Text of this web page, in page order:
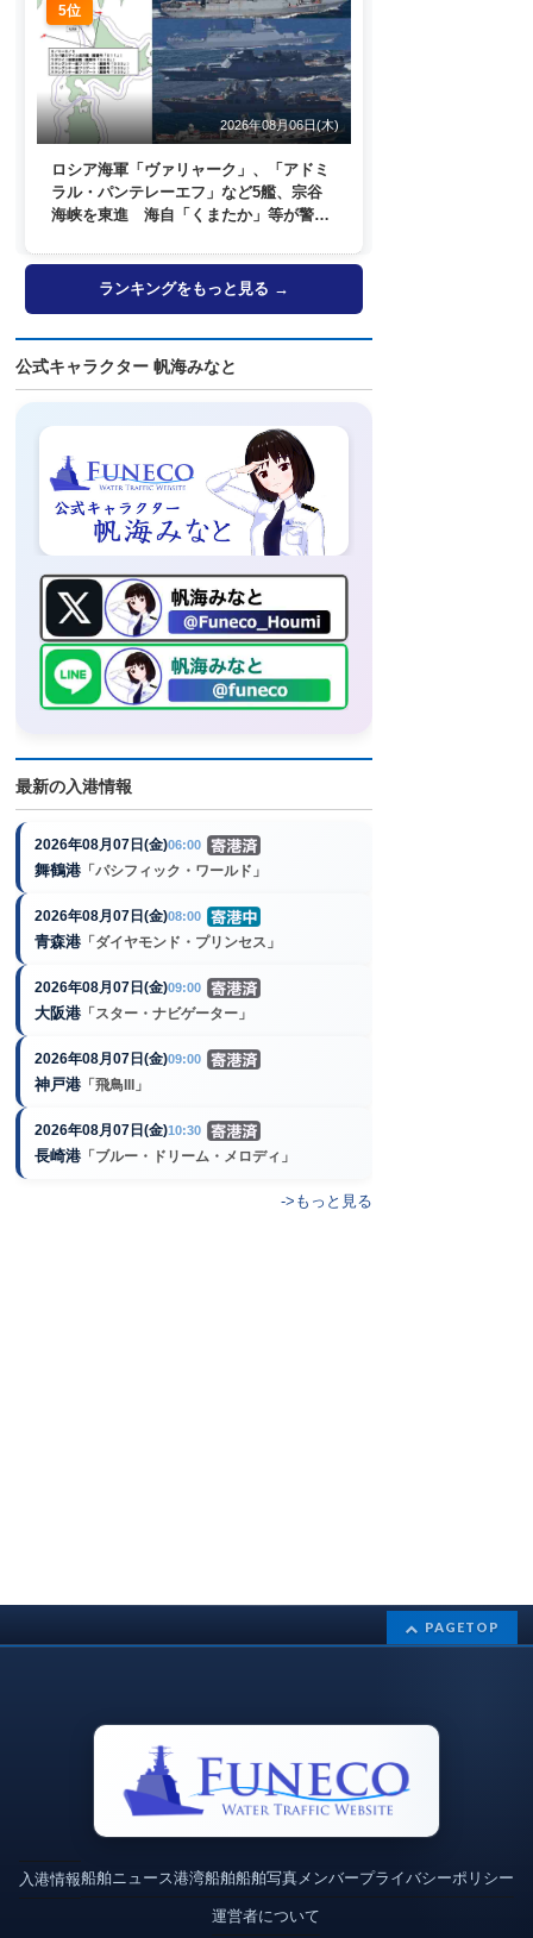
5位
2026年08月06日(木)
ロシア海軍「ヴァリャーク」、「アドミ
ラル・パンテレーエフ」など5艦、宗谷
海峡を東進 海自「くまたか」等が警戒
ランキングをもっと見る →
公式キャラクター 帆海みなと
最新の入港情報
2026年08月07日(金)06:00
舞鶴港 「パシフィック・ワールド」
2026年08月07日(金)08:00
青森港 「ダイヤモンド・プリンセス」
2026年08月07日(金)09:00
大阪港 「スター・ナビゲーター」
2026年08月07日(金)09:00
神戸港 「飛鳥III」
2026年08月07日(金)10:30
長崎港 「ブルー・ドリーム・メロディ」
->もっと見る
PAGETOP
入港情報船舶ニュース港湾船舶船舶写真メンバープライバシーポリシー
運営者について